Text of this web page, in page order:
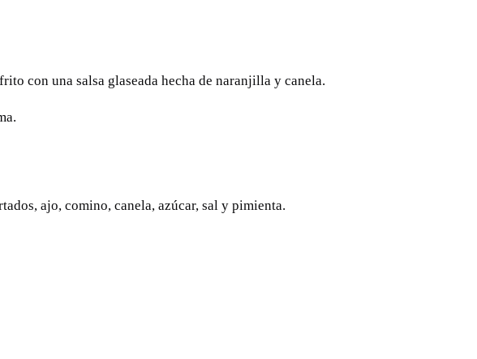
con una salsa glaseada hecha de naranjilla y canela.
ajo, comino, canela, azúcar, sal y pimienta.